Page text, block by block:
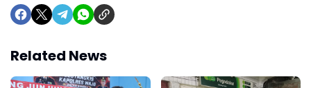
Related News